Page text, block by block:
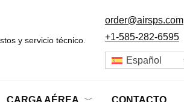
y servicio técnico.
order@airsps.com
+1-585-282-6595
Español
CARGA AÉREA CONTACTO